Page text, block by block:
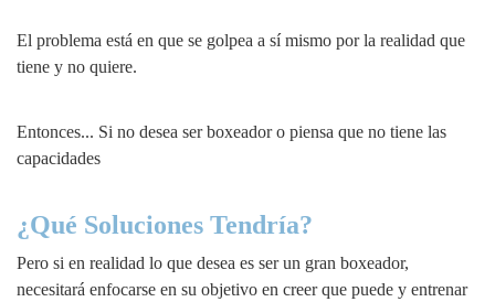
El problema está en que se golpea a sí mismo por la realidad que
tiene y no quiere.
Entonces... Si no desea ser boxeador o piensa que no tiene las
capacidades
¿Qué Soluciones Tendría?
Pero si en realidad lo que desea es ser un gran boxeador,
necesitará enfocarse en su objetivo en creer que puede y entrenar